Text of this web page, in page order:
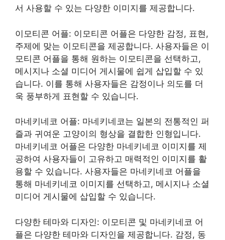
서 사용할 수 있는 다양한 이미지를 제공합니다.
이모티콘 어플: 이모티콘 어플은 다양한 감정, 표현,
주제에 맞는 이모티콘을 제공합니다. 사용자들은 이
모티콘 어플을 통해 원하는 이모티콘을 선택하고,
메시지나 소셜 미디어 게시물에 쉽게 삽입할 수 있
습니다. 이를 통해 사용자들은 감정이나 의도를 더
욱 풍부하게 표현할 수 있습니다.
마네키네코 어플: 마네키네코는 일본의 전통적인 퍼
즐과 귀여운 고양이의 형상을 결합한 인형입니다.
마네키네코 어플은 다양한 마네키네코 이미지를 제
공하여 사용자들이 고유하고 매력적인 이미지를 활
용할 수 있습니다. 사용자들은 마네키네코 어플을
통해 마네키네코 이미지를 선택하고, 메시지나 소셜
미디어 게시물에 삽입할 수 있습니다.
다양한 테마와 디자인: 이모티콘 및 마네키네코 어
플은 다양한 테마와 디자인을 제공합니다. 감정, 동